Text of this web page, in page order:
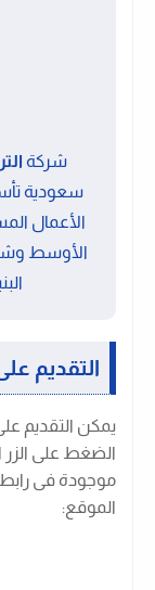
شركة
الأعمال
الأوسط
التقديم
يمكن التقديم
الضغط على الزر
موجودة فى
الموقع: